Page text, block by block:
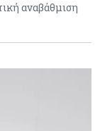
αναβάθμιση